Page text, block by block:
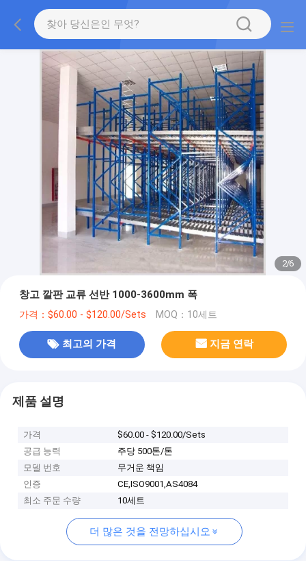
2/6
창고 깔판 교류 선반 1000-3600mm 폭
가격：$60.00 - $120.00/Sets MOQ：10세트
최고의 가격 지금 연락
제품 설명
가격
$60.00 - $120.00/Sets
공급 능력
주당 500톤/톤
모델 번호
무거운 책임
인증
CE,ISO9001,AS4084
최소 주문 수량
10세트
더 많은 것을 전망하십시오